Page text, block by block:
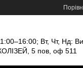
Вт, Чт, Нд:
5 пов, оф 511